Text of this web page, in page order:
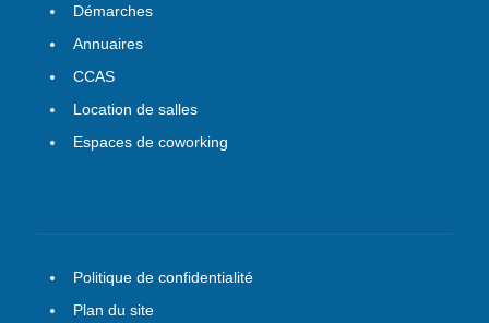
Démarches
Annuaires
CCAS
Location de salles
Espaces de coworking
Politique de confidentialité
Plan du site